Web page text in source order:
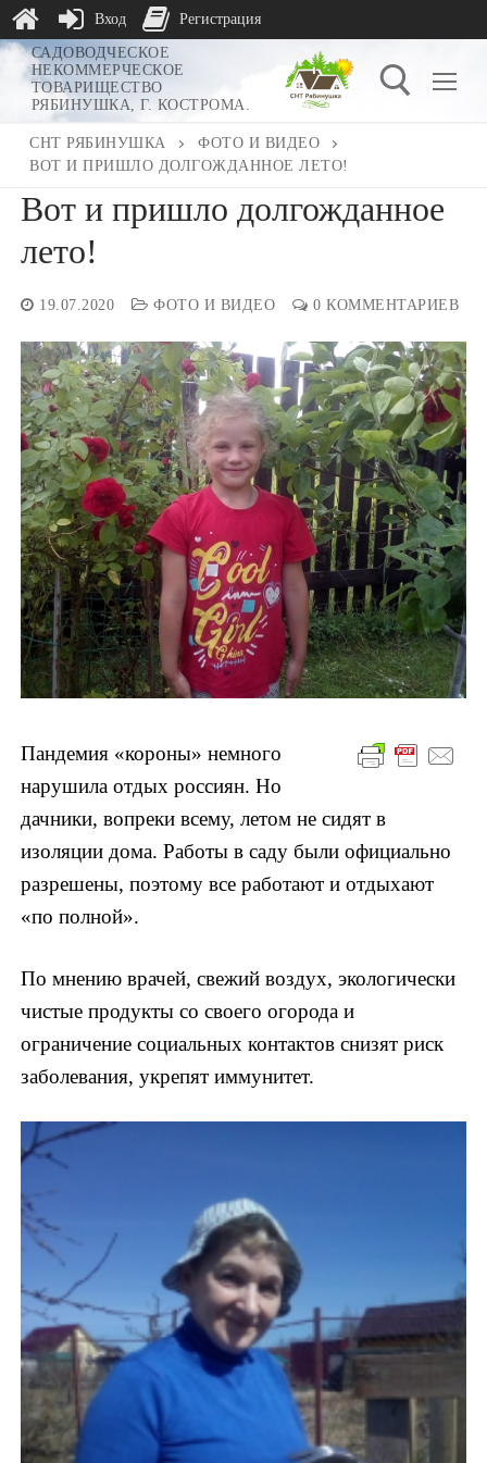
Перейти
содержимому
САДОВОДЧЕСКОЕ
НЕКОММЕРЧЕСКОЕ
ТОВАРИЩЕСТВО
РЯБИНУШКА, Г. КОСТРОМА.
Найти:
СНТ РЯБИНУШКА
ФОТО И ВИДЕО
ВОТ И ПРИШЛО ДОЛГОЖДАННОЕ ЛЕТО!
Вот и пришло долгожданное
лето!
19.07.2020 ФОТО И ВИДЕО 0 КОММЕНТАРИЕВ
Пандемия «короны» немного
нарушила отдых россиян. Но
дачники, вопреки всему, летом не сидят в
изоляции дома. Работы в саду были официально
разрешены, поэтому все работают и отдыхают
«по полной».
По мнению врачей, свежий воздух, экологически
чистые продукты со своего огорода и
ограничение социальных контактов снизят риск
заболевания, укрепят иммунитет.
Вход Регистрация